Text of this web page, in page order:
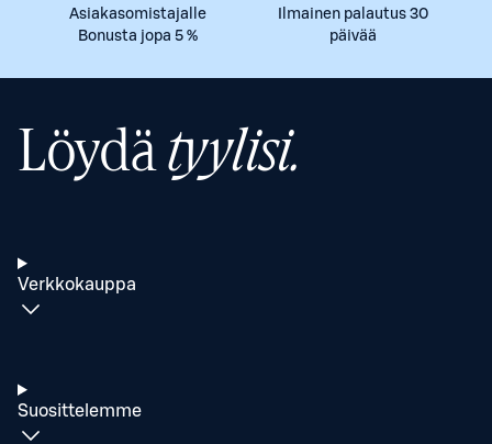
Asiakasomistajalle
Bonusta jopa 5 %
Ilmainen palautus 30
päivää
Löydätyylisi.
Verkkokauppa
Suosittelemme